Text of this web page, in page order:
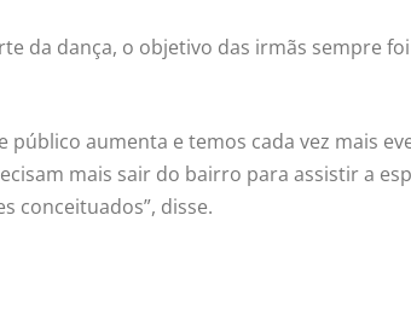
da dança, o objetivo das irmãs sempre
público aumenta e temos cada vez mais
mais sair do bairro para assistir a
conceituados”, disse.